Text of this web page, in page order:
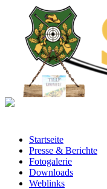
Startseite
Presse & Berichte
Fotogalerie
Downloads
Weblinks